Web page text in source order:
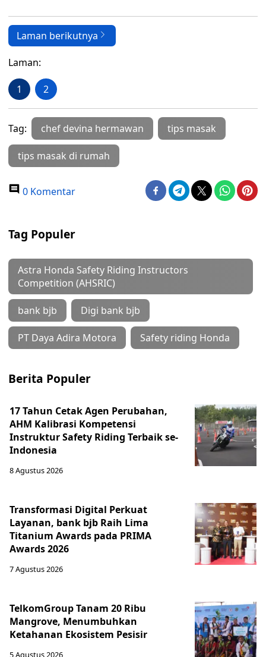
Laman berikutnya
Laman:
1 2
Tag: chef devina hermawan tips masak
tips masak di rumah
0 Komentar
Tag Populer
Astra Honda Safety Riding Instructors
Competition (AHSRIC)
bank bjb Digi bank bjb
PT Daya Adira Motora Safety riding Honda
Berita Populer
17 Tahun Cetak Agen Perubahan,
AHM Kalibrasi Kompetensi
Instruktur Safety Riding Terbaik se-
Indonesia
8 Agustus 2026
Transformasi Digital Perkuat
Layanan, bank bjb Raih Lima
Titanium Awards pada PRIMA
Awards 2026
7 Agustus 2026
TelkomGroup Tanam 20 Ribu
Mangrove, Menumbuhkan
Ketahanan Ekosistem Pesisir
5 Agustus 2026